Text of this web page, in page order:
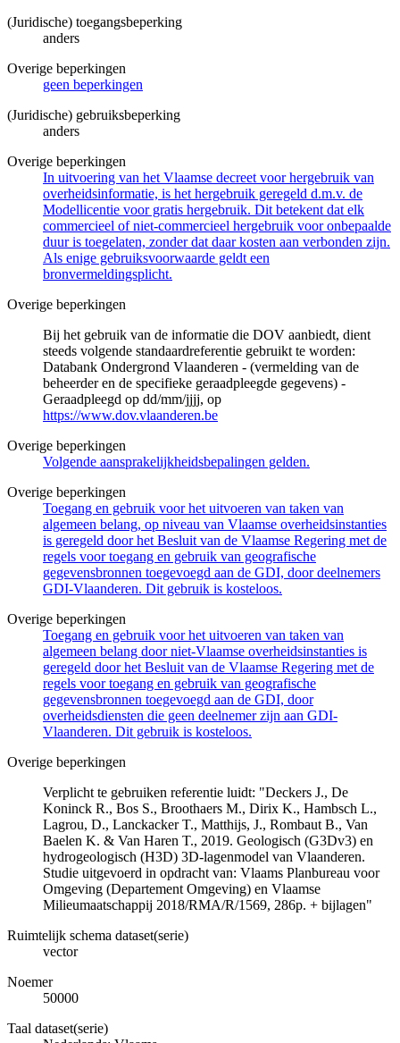
(Juridische) toegangsbeperking
anders
Overige beperkingen
geen beperkingen
(Juridische) gebruiksbeperking
anders
Overige beperkingen
In uitvoering van het Vlaamse decreet voor hergebruik van
overheidsinformatie, is het hergebruik geregeld d.m.v. de
Modellicentie voor gratis hergebruik. Dit betekent dat elk
commercieel of niet-commercieel hergebruik voor onbepaalde
duur is toegelaten, zonder dat daar kosten aan verbonden zijn.
Als enige gebruiksvoorwaarde geldt een
bronvermeldingsplicht.
Overige beperkingen
Bij het gebruik van de informatie die DOV aanbiedt, dient
steeds volgende standaardreferentie gebruikt te worden:
Databank Ondergrond Vlaanderen - (vermelding van de
beheerder en de specifieke geraadpleegde gegevens) -
Geraadpleegd op dd/mm/jjjj, op
https://www.dov.vlaanderen.be
Overige beperkingen
Volgende aansprakelijkheidsbepalingen gelden.
Overige beperkingen
Toegang en gebruik voor het uitvoeren van taken van
algemeen belang, op niveau van Vlaamse overheidsinstanties
is geregeld door het Besluit van de Vlaamse Regering met de
regels voor toegang en gebruik van geografische
gegevensbronnen toegevoegd aan de GDI, door deelnemers
GDI-Vlaanderen. Dit gebruik is kosteloos.
Overige beperkingen
Toegang en gebruik voor het uitvoeren van taken van
algemeen belang door niet-Vlaamse overheidsinstanties is
geregeld door het Besluit van de Vlaamse Regering met de
regels voor toegang en gebruik van geografische
gegevensbronnen toegevoegd aan de GDI, door
overheidsdiensten die geen deelnemer zijn aan GDI-
Vlaanderen. Dit gebruik is kosteloos.
Overige beperkingen
Verplicht te gebruiken referentie luidt: "Deckers J., De
Koninck R., Bos S., Broothaers M., Dirix K., Hambsch L.,
Lagrou, D., Lanckacker T., Matthijs, J., Rombaut B., Van
Baelen K. & Van Haren T., 2019. Geologisch (G3Dv3) en
hydrogeologisch (H3D) 3D-lagenmodel van Vlaanderen.
Studie uitgevoerd in opdracht van: Vlaams Planbureau voor
Omgeving (Departement Omgeving) en Vlaamse
Milieumaatschappij 2018/RMA/R/1569, 286p. + bijlagen"
Ruimtelijk schema dataset(serie)
vector
Noemer
50000
Taal dataset(serie)